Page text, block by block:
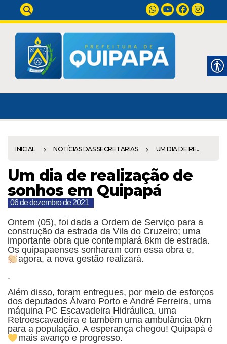
INICIAL NOTÍCIAS DAS SECRETARIAS UM DIA DE RE...
Um dia de realização de
sonhos em Quipapá
06 de dezembro de 2021
Ontem (05), foi dada a Ordem de Serviço para a
construção da estrada da Vila do Cruzeiro; uma
importante obra que contemplará 8km de estrada.
Os quipapaenses sonharam com essa obra e,
agora, a nova gestão realizará.
.
Além disso, foram entregues, por meio de esforços
dos deputados Álvaro Porto e André Ferreira, uma
máquina PC Escavadeira Hidráulica, uma
Retroescavadeira e também uma ambulância 0km
para a população. A esperança chegou! Quipapá é
mais avanço e progresso.